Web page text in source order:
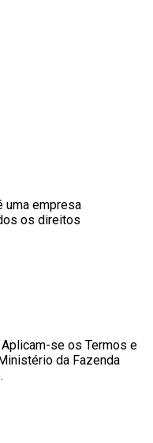
uma empresa
os direitos
se os Termos e
da Fazenda